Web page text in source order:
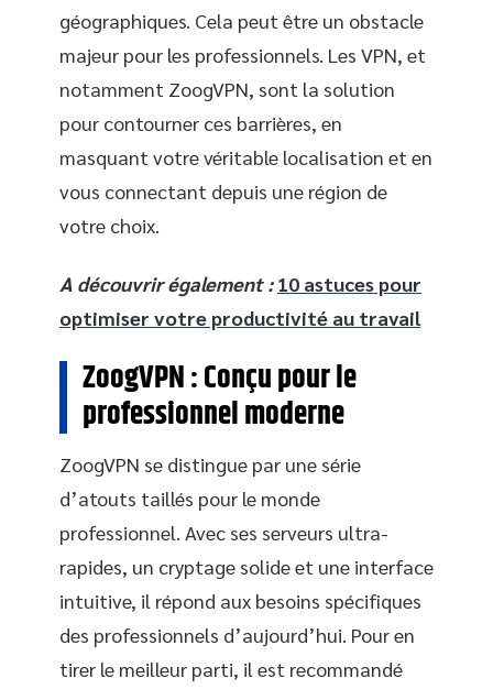
géographiques. Cela peut être un obstacle
majeur pour les professionnels. Les VPN, et
notamment ZoogVPN, sont la solution
pour contourner ces barrières, en
masquant votre véritable localisation et en
vous connectant depuis une région de
votre choix.
A découvrir également : 10 astuces pour
optimiser votre productivité au travail
ZoogVPN : Conçu pour le
professionnel moderne
ZoogVPN se distingue par une série
d’atouts taillés pour le monde
professionnel. Avec ses serveurs ultra-
rapides, un cryptage solide et une interface
intuitive, il répond aux besoins spécifiques
des professionnels d’aujourd’hui. Pour en
tirer le meilleur parti, il est recommandé